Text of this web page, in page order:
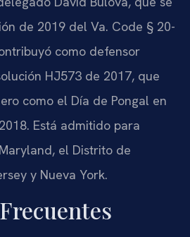
de 2019 del Va. Code § 20-
como defensor
HJ573 de 2017, que
como el Día de Pongal en
Está admitido para
el Distrito de
y Nueva York.